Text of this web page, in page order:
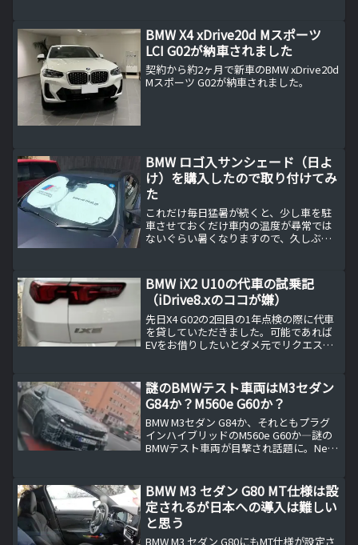
ています。完璧に修理するのならリム交
換ということになる...
BMW X4 xDrive20d Mスポーツ
LCI G02が納車されました
契約から約2ヶ月で新車のBMW xDrive20d
Mスポーツ G02が納車されました。
BMW ロゴ入サンシェード（日よ
け）を購入したので取り付けてみ
た
これだけ毎日猛暑が続くと、少し車を駐
車させておくだけ車内の温度が尋常では
ないぐらい暑くなりますので、久しぶり
シェード（日よけ）アバルト500に乗って
いる時も購入した折...
BMW iX2 U10の代車の試乗記
（iDrive8.xのココが嫌）
先日X4 G02の2回目の1年点検の際に代車
を貸していただきました。可能であれば
EVをお借りしたいとダメ元でリクエスト
短い期間での試乗になりますが、気がつ
いた点...
謎のBMWテスト車両はM3セダン
G84か？M560e G60か？
BMW M3セダン G84か、それともプラグ
インハイブリッドのM560e G60か―謎の
BMWテスト車両が目撃され話題に。Neue
キゾースト、「E」ナンバーの意味を詳し
く考察し、BMWの電動化戦略とともにそ
の正体に迫ります。
BMW M3 セダン G80 MT仕様は設
定されるが日本への導入は難しい
と思う
BMW M3 セダン G80にもMT仕様が設定さ